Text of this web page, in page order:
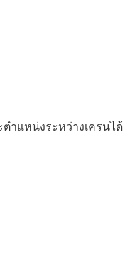
ำแหน่งระหว่างเครนได้